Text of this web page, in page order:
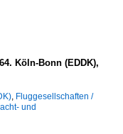
Köln-Bonn (EDDK),
, Fluggesellschaften /
und